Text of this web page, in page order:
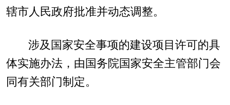
辖市人民政府批准并动态调整。
涉及国家安全事项的建设项目许可的具
体实施办法，由国务院国家安全主管部门会
同有关部门制定。